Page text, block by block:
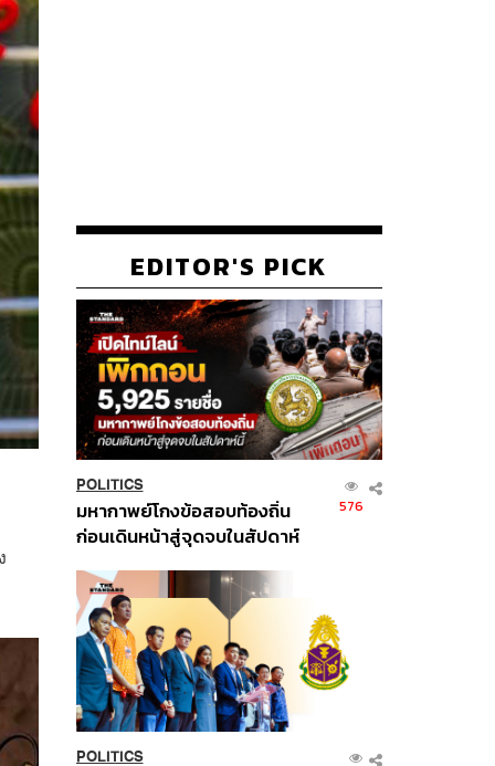
EDITOR'S PICK
POLITICS
มหากาพย์โกงข้อสอบท้องถิ่น
ก่อนเดินหน้าสู่จุดจบในสัปดาห์
576
POLITICS